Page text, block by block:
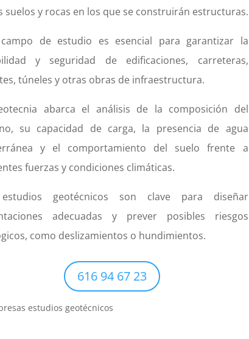
suelos y rocas en los que se construirán estructuras.
de estudio es esencial para garantizar la
y seguridad de edificaciones, carreteras,
túneles y otras obras de infraestructura.
abarca el análisis de la composición del
su capacidad de carga, la presencia de agua
y el comportamiento del suelo frente a
fuerzas y condiciones climáticas.
geotécnicos son clave para diseñar
adecuadas y prever posibles riesgos
como deslizamientos o hundimientos.
616 94 67 23